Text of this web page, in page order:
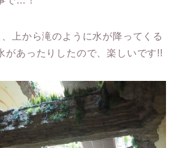
上から滝のように水が降ってくる
があったりしたので、楽しいです!!